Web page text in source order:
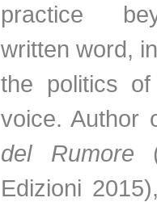
practice
written word,
the politics
voice. Author
del Rumore
Edizioni